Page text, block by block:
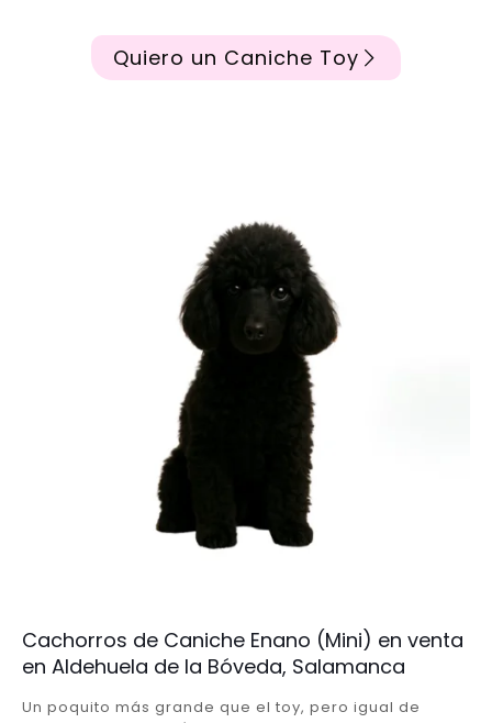
Quiero un Caniche Toy
Cachorros de Caniche Enano (Mini) en venta
en Aldehuela de la Bóveda, Salamanca
Un poquito más grande que el toy, pero igual de